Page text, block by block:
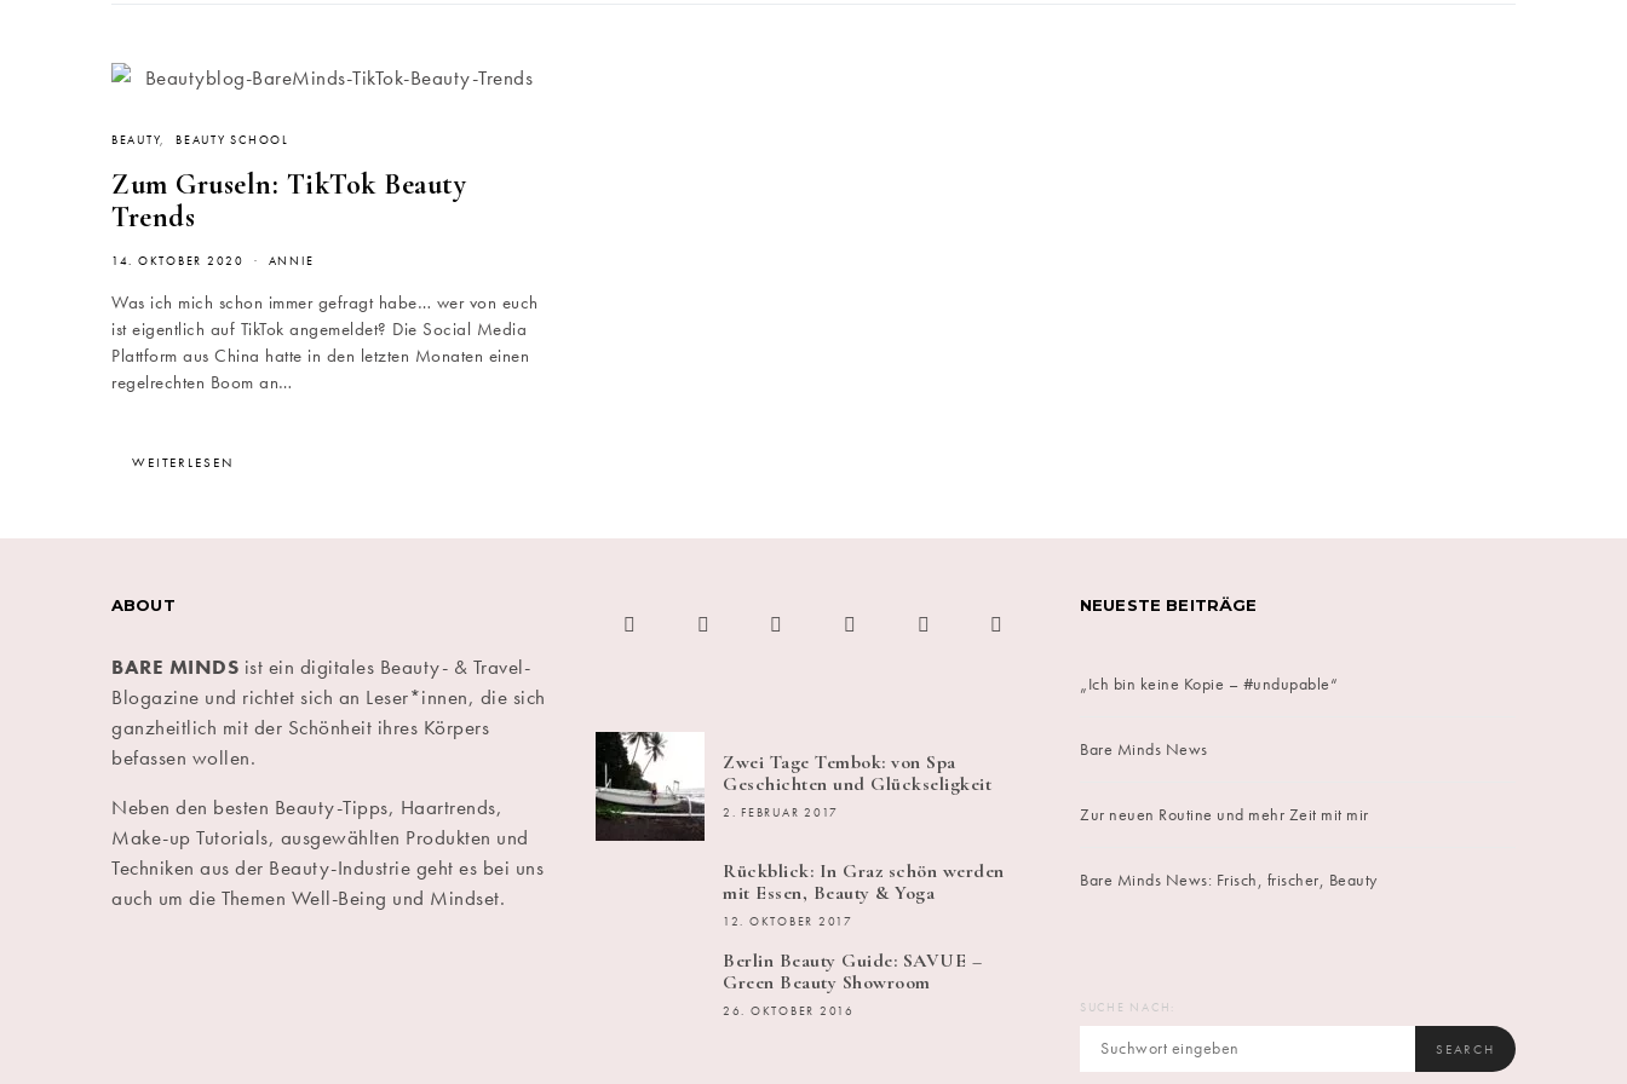
BEAUTY BEAUTY SCHOOL
Zum Gruseln: TikTok Beauty
Trends
14. OKTOBER 2020 ANNIE
Was ich mich schon immer gefragt habe… wer von euch
ist eigentlich auf TikTok angemeldet? Die Social Media
Plattform aus China hatte in den letzten Monaten einen
regelrechten Boom an…
WEITERLESEN
ABOUT
BARE MINDS ist ein digitales Beauty- & Travel-
Blogazine und richtet sich an Leser*innen, die sich
ganzheitlich mit der Schönheit ihres Körpers
befassen wollen.
Neben den besten Beauty-Tipps, Haartrends,
Make-up Tutorials, ausgewählten Produkten und
Techniken aus der Beauty-Industrie geht es bei uns
auch um die Themen Well-Being und Mindset.
Zwei Tage Tembok: von Spa
Geschichten und Glückseligkeit
2. FEBRUAR 2017
Rückblick: In Graz schön werden
mit Essen, Beauty & Yoga
12. OKTOBER 2017
Berlin Beauty Guide: SAVUE –
Green Beauty Showroom
26. OKTOBER 2016
NEUESTE BEITRÄGE
„Ich bin keine Kopie – #undupable“
Bare Minds News
Zur neuen Routine und mehr Zeit mit mir
Bare Minds News: Frisch, frischer, Beauty
SUCHE NACH:
SEARCH